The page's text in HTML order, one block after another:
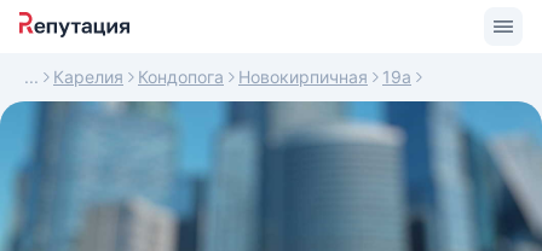
Карелия Кондопога Новокирпичная 19а